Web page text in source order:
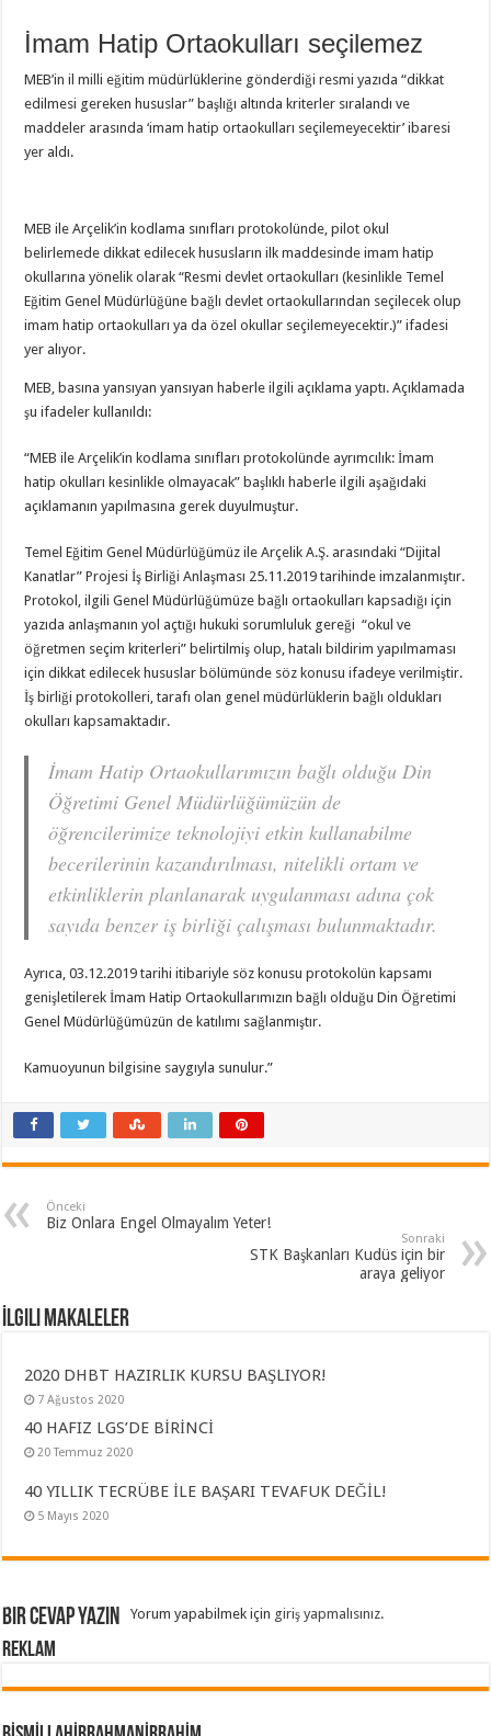
İmam Hatip Ortaokulları seçilemez
MEB’in il milli eğitim müdürlüklerine gönderdiği resmi yazıda “dikkat
edilmesi gereken hususlar” başlığı altında kriterler sıralandı ve
maddeler arasında ‘imam hatip ortaokulları seçilemeyecektir’ ibaresi
yer aldı.
MEB ile Arçelik’in kodlama sınıfları protokolünde, pilot okul
belirlemede dikkat edilecek hususların ilk maddesinde imam hatip
okullarına yönelik olarak “Resmi devlet ortaokulları (kesinlikle Temel
Eğitim Genel Müdürlüğüne bağlı devlet ortaokullarından seçilecek olup
imam hatip ortaokulları ya da özel okullar seçilemeyecektir.)” ifadesi
yer alıyor.
MEB, basına yansıyan yansıyan haberle ilgili açıklama yaptı. Açıklamada
şu ifadeler kullanıldı:
“MEB ile Arçelik’in kodlama sınıfları protokolünde ayrımcılık: İmam
hatip okulları kesinlikle olmayacak” başlıklı haberle ilgili aşağıdaki
açıklamanın yapılmasına gerek duyulmuştur.
Temel Eğitim Genel Müdürlüğümüz ile Arçelik A.Ş. arasındaki “Dijital
Kanatlar” Projesi İş Birliği Anlaşması 25.11.2019 tarihinde imzalanmıştır.
Protokol, ilgili Genel Müdürlüğümüze bağlı ortaokulları kapsadığı için
yazıda anlaşmanın yol açtığı hukuki sorumluluk gereği “okul ve
öğretmen seçim kriterleri” belirtilmiş olup, hatalı bildirim yapılmaması
için dikkat edilecek hususlar bölümünde söz konusu ifadeye verilmiştir.
İş birliği protokolleri, tarafı olan genel müdürlüklerin bağlı oldukları
okulları kapsamaktadır.
İmam Hatip Ortaokullarımızın bağlı olduğu Din
Öğretimi Genel Müdürlüğümüzün de
öğrencilerimize teknolojiyi etkin kullanabilme
becerilerinin kazandırılması, nitelikli ortam ve
etkinliklerin planlanarak uygulanması adına çok
sayıda benzer iş birliği çalışması bulunmaktadır.
Ayrıca, 03.12.2019 tarihi itibariyle söz konusu protokolün kapsamı
genişletilerek İmam Hatip Ortaokullarımızın bağlı olduğu Din Öğretimi
Genel Müdürlüğümüzün de katılımı sağlanmıştır.
Kamuoyunun bilgisine saygıyla sunulur.”
Önceki
Biz Onlara Engel Olmayalım Yeter!
Sonraki
STK Başkanları Kudüs için bir
araya geliyor
İlgili Makaleler
2020 DHBT HAZIRLIK KURSU BAŞLIYOR!
7 Ağustos 2020
40 HAFIZ LGS’DE BİRİNCİ
20 Temmuz 2020
40 YILLIK TECRÜBE İLE BAŞARI TEVAFUK DEĞİL!
5 Mayıs 2020
Bir cevap yazın Yorum yapabilmek için giriş yapmalısınız.
REKLAM